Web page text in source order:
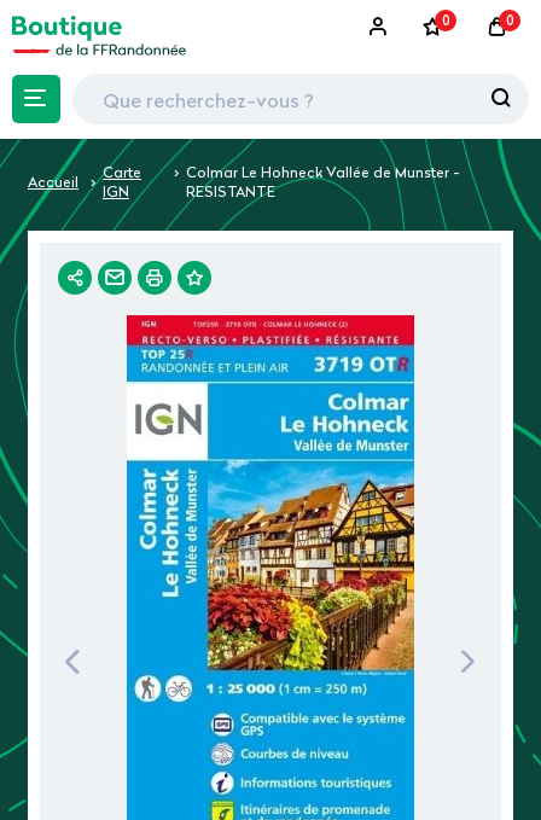
0 0
Accueil
Carte
IGN
Colmar Le Hohneck Vallée de Munster -
RESISTANTE